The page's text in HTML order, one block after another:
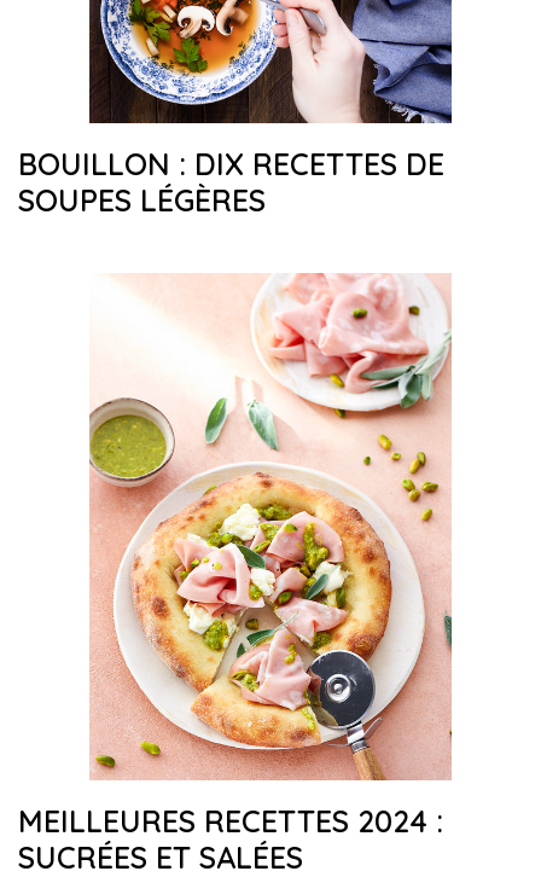
BOUILLON : DIX RECETTES DE
SOUPES LÉGÈRES
MEILLEURES RECETTES 2024 :
SUCRÉES ET SALÉES